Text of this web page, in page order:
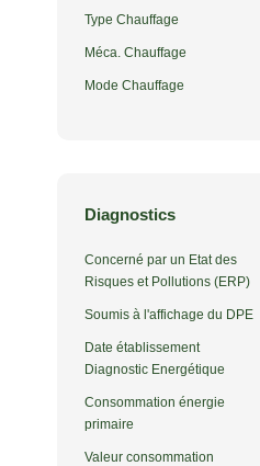
Type Chauffage
Méca. Chauffage
Mode Chauffage
Diagnostics
Concerné par un Etat des
Risques et Pollutions (ERP)
Soumis à l'affichage du DPE
Date établissement
Diagnostic Energétique
Consommation énergie
primaire
Valeur consommation